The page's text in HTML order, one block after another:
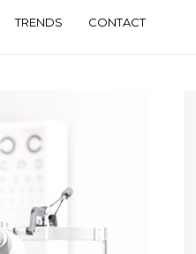
TRENDS CONTACT